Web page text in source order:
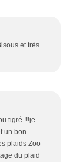
et très
tigré !!!je
un bon
plaids Zoo
du plaid